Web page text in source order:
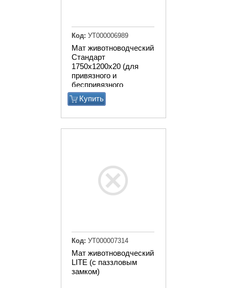
Мат животноводческий
Стандарт
1750х1200х20 (для
привязного и
беспривязного
содержания)
Купить
Код: УТ000006989
Мат животноводческий
LITE (с паззловым
замком)
Код: УТ000007314